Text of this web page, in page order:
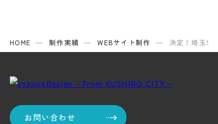
HOME 制作実績 WEBサイト制作 決定！埼玉S
お問い合わせ